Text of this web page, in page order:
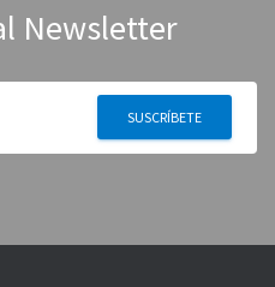
Newsletter